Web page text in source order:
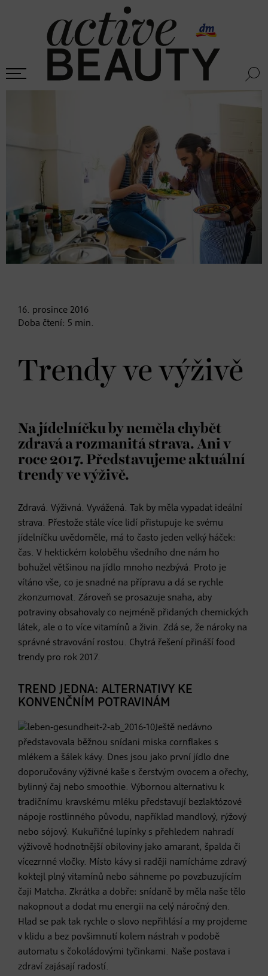
16. prosince 2016
Doba čtení: 5 min.
Trendy ve výživě
Na jídelníčku by neměla chybět
zdravá a rozmanitá strava. Ani v
roce 2017. Představujeme aktuální
trendy ve výživě.
Zdravá. Výživná. Vyvážená. Tak by měla vypadat ideální
strava. Přestože stále více lidí přistupuje ke svému
jídelníčku uvědoměle, má to často jeden velký háček:
čas. V hektickém koloběhu všedního dne nám ho
bohužel většinou na jídlo mnoho nezbývá. Proto je
vítáno vše, co je snadné na přípravu a dá se rychle
zkonzumovat. Zároveň se prosazuje snaha, aby
potraviny obsahovaly co nejméně přidaných chemických
látek, ale o to více vitamínů a živin. Zdá se, že nároky na
správné stravování rostou. Chytrá řešení přináší food
trendy pro rok 2017.
TREND JEDNA: ALTERNATIVY KE
KONVENČNÍM POTRAVINÁM
Ještě nedávno
představovala běžnou snídani miska cornflakes s
mlékem a šálek kávy. Dnes jsou jako první jídlo dne
doporučovány výživné kaše s čerstvým ovocem a ořechy,
bylinný čaj nebo smoothie. Výbornou alternativu k
tradičnímu kravskému mléku představují bezlaktózové
nápoje rostlinného původu, například mandlový, rýžový
nebo sójový. Kukuřičné lupínky s přehledem nahradí
výživově hodnotnější obiloviny jako amarant, špalda či
vícezrnné vločky. Místo kávy si raději namícháme zdravý
koktejl plný vitamínů nebo sáhneme po povzbuzujícím
čaji Matcha. Zkrátka a dobře: snídaně by měla naše tělo
nakopnout a dodat mu energii na celý náročný den.
Hlad se pak tak rychle o slovo nepřihlásí a my projdeme
v klidu a bez povšimnutí kolem nástrah v podobě
automatu s čokoládovými tyčinkami. Naše postava i
zdraví zajásají radostí.